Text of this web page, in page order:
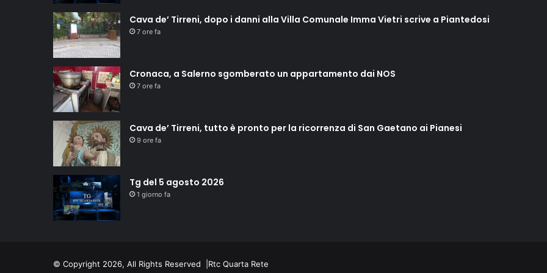
Cava de’ Tirreni, dopo i danni alla Villa Comunale Imma Vietri scrive a Piantedosi
7 ore fa
Cronaca, a Salerno sgomberato un appartamento dai NOS
7 ore fa
Cava de’ Tirreni, tutto è pronto per la ricorrenza di San Gaetano ai Pianesi
9 ore fa
Tg del 5 agosto 2026
1 giorno fa
© Copyright 2026, All Rights Reserved | Rtc Quarta Rete